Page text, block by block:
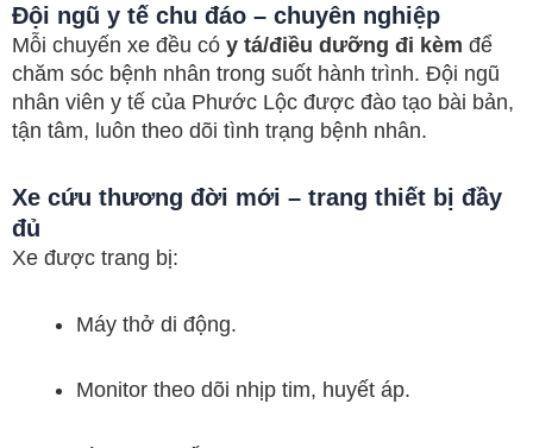
Đội ngũ y tế chu đáo – chuyên nghiệp
Mỗi chuyến xe đều có y tá/điều dưỡng đi kèm để
chăm sóc bệnh nhân trong suốt hành trình. Đội ngũ
nhân viên y tế của Phước Lộc được đào tạo bài bản,
tận tâm, luôn theo dõi tình trạng bệnh nhân.
Xe cứu thương đời mới – trang thiết bị đầy
đủ
Xe được trang bị:
Máy thở di động.
Monitor theo dõi nhịp tim, huyết áp.